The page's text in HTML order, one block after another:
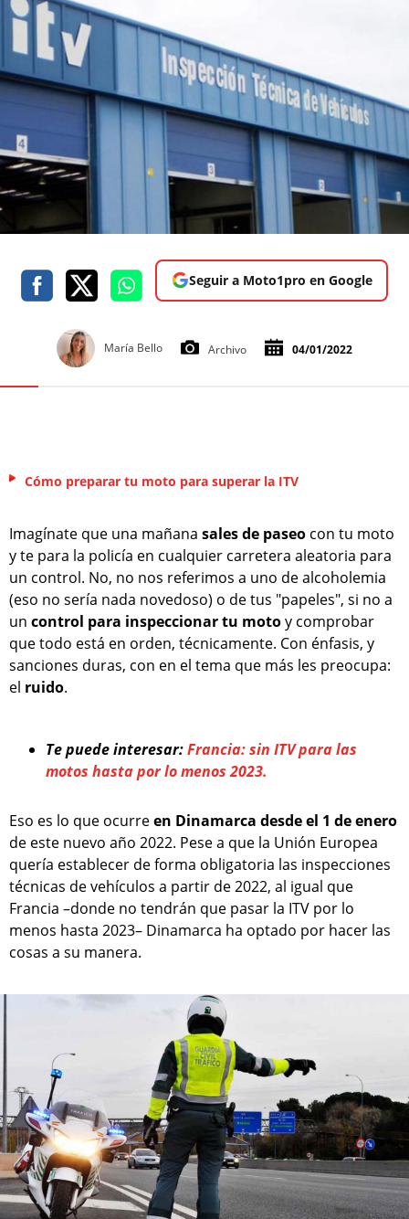
Seguir a Moto1pro en Google
María Bello Archivo 04/01/2022
Cómo preparar tu moto para superar la ITV
Imagínate que una mañana sales de paseo con tu moto
y te para la policía en cualquier carretera aleatoria para
un control. No, no nos referimos a uno de alcoholemia
(eso no sería nada novedoso) o de tus "papeles", si no a
un control para inspeccionar tu motoy comprobar
que todo está en orden, técnicamente. Con énfasis, y
sanciones duras, con en el tema que más les preocupa:
el ruido.
Te puede interesar:Francia: sin ITV para las
motos hasta por lo menos 2023.
Eso es lo que ocurreen Dinamarca desde el 1 de enero
de este nuevo año 2022. Pese a que la Unión Europea
quería establecer de forma obligatoria las inspecciones
técnicas de vehículos a partir de 2022, al igual que
Francia –donde no tendrán que pasar la ITV por lo
menos hasta 2023– Dinamarca ha optado por hacer las
cosas a su manera.